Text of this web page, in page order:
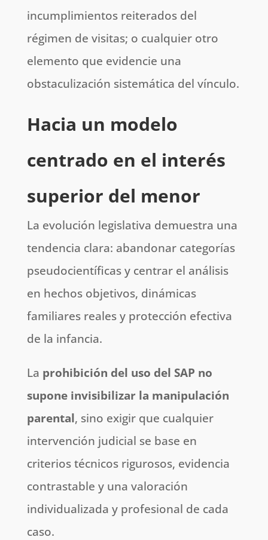
incumplimientos reiterados del
régimen de visitas; o cualquier otro
elemento que evidencie una
obstaculización sistemática del vínculo.
Hacia un modelo
centrado en el interés
superior del menor
La evolución legislativa demuestra una
tendencia clara: abandonar categorías
pseudocientíficas y centrar el análisis
en hechos objetivos, dinámicas
familiares reales y protección efectiva
de la infancia.
La prohibición del uso del SAP no
supone invisibilizar la manipulación
parental, sino exigir que cualquier
intervención judicial se base en
criterios técnicos rigurosos, evidencia
contrastable y una valoración
individualizada y profesional de cada
caso.